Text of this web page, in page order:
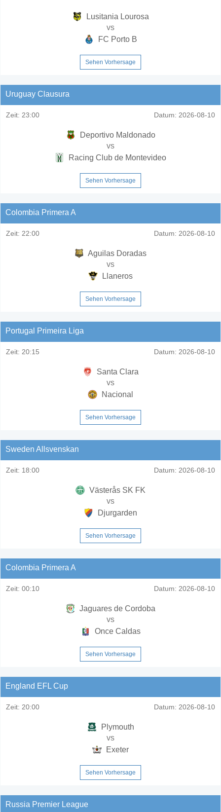
Lusitania Lourosa
vs
FC Porto B
Sehen Vorhersage
Uruguay Clausura
Zeit: 23:00 Datum: 2026-08-10
Deportivo Maldonado
vs
Racing Club de Montevideo
Sehen Vorhersage
Colombia Primera A
Zeit: 22:00 Datum: 2026-08-10
Aguilas Doradas
vs
Llaneros
Sehen Vorhersage
Portugal Primeira Liga
Zeit: 20:15 Datum: 2026-08-10
Santa Clara
vs
Nacional
Sehen Vorhersage
Sweden Allsvenskan
Zeit: 18:00 Datum: 2026-08-10
Västerås SK FK
vs
Djurgarden
Sehen Vorhersage
Colombia Primera A
Zeit: 00:10 Datum: 2026-08-10
Jaguares de Cordoba
vs
Once Caldas
Sehen Vorhersage
England EFL Cup
Zeit: 20:00 Datum: 2026-08-10
Plymouth
vs
Exeter
Sehen Vorhersage
Russia Premier League